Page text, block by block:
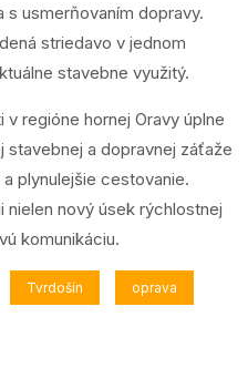
usmerňovaním dopravy.
striedavo v jednom
stavebne využitý.
regióne hornej Oravy úplne
a dopravnej záťaže
plynulejšie cestovanie.
nový úsek rýchlostnej
komunikáciu.
Tvrdošín oprava